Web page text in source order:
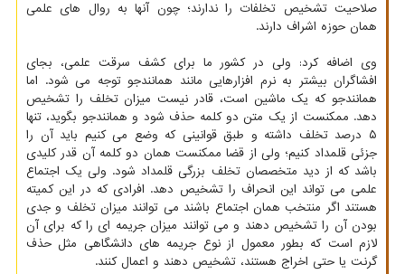
صلاحیت تشخیص تخلفات را ندارند؛ چون آنها به روال های علمی
همان حوزه اشراف دارند.
وی اضافه کرد: ولی در کشور ما برای کشف سرقت علمی، بجای
افشاگران بیشتر به نرم افزارهایی مانند همانندجو توجه می شود. اما
همانندجو که یک ماشین است، قادر نیست میزان تخلف را تشخیص
دهد. ممکنست از یک متن دو کلمه حذف شود و همانندجو بگوید، تنها
۵ درصد تخلف داشته و طبق قوانینی که وضع می کنیم باید آن را
جزئی قلمداد کنیم؛ ولی از قضا ممکنست همان دو کلمه آن قدر کلیدی
باشد که از دید متخصصان تخلف بزرگی قلمداد شود. ولی یک اجتماع
علمی می تواند این انحراف را تشخیص دهد. افرادی که در این کمیته
هستند اگر منتخب همان اجتماع باشند می توانند میزان تخلف و جدی
بودن آن را تشخیص دهند و می توانند میزان جریمه ای را که برای آن
لازم است که بطور معمول از نوع جریمه های دانشگاهی مثل حذف
گرنت یا حتی اخراج هستند، تشخیص دهند و اعمال کنند.